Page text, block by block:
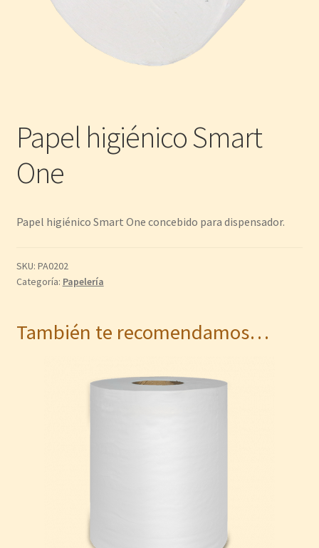
Papel higiénico Smart
One
Papel higiénico Smart One concebido para dispensador.
SKU: PA0202
Categoría: Papelería
También te recomendamos…